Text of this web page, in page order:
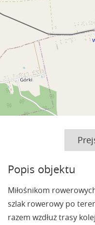
Popis objektu
Miłośnikom
szlak rowerowy po
razem wzdłuż trasy